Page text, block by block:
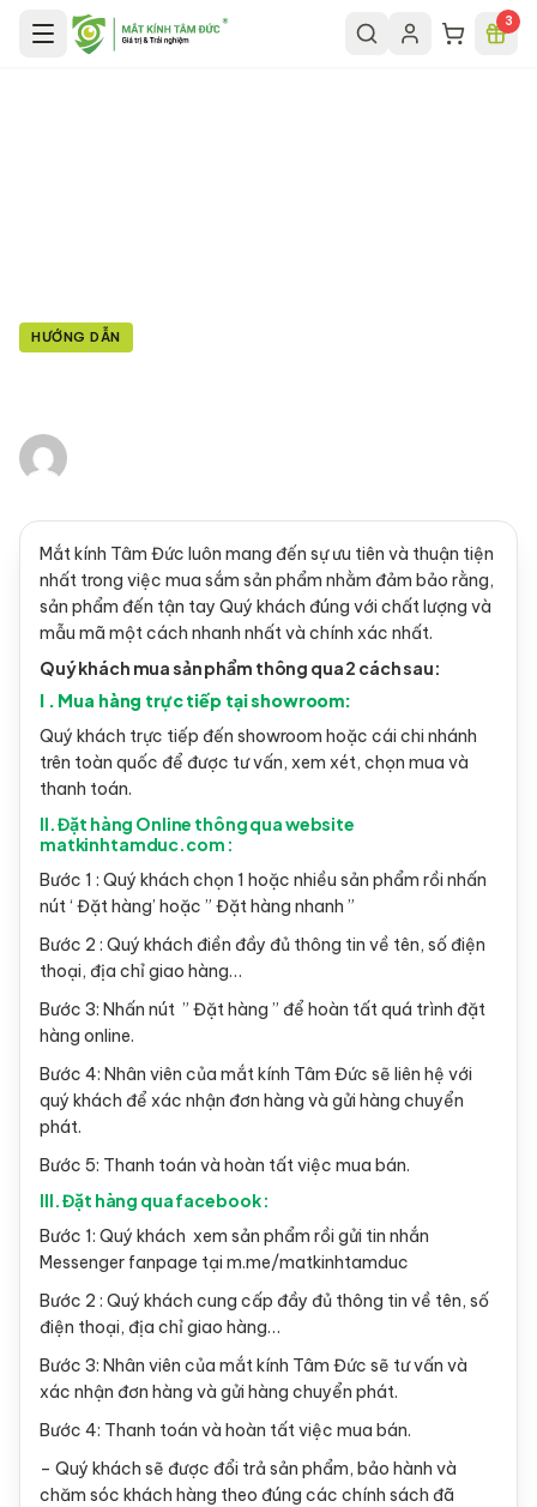
Chuyển đến nội dung chính 3
HƯỚNG DẪN
Mắt kính Tâm Đức luôn mang đến sự ưu tiên và thuận tiện
nhất trong việc mua sắm sản phẩm nhằm đảm bảo rằng,
sản phẩm đến tận tay Quý khách đúng với chất lượng và
mẫu mã một cách nhanh nhất và chính xác nhất.
Quý khách mua sản phẩm thông qua 2 cách sau:
I . Mua hàng trực tiếp tại showroom:
Quý khách trực tiếp đến showroom hoặc cái chi nhánh
trên toàn quốc để được tư vấn, xem xét, chọn mua và
thanh toán.
II. Đặt hàng Online thông qua website
matkinhtamduc.com :
Bước 1 : Quý khách chọn 1 hoặc nhiều sản phẩm rồi nhấn
nút ‘ Đặt hàng’ hoặc ” Đặt hàng nhanh ”
Bước 2 : Quý khách điền đầy đủ thông tin về tên, số điện
thoại, địa chỉ giao hàng…
Bước 3: Nhấn nút ” Đặt hàng ” để hoàn tất quá trình đặt
hàng online.
Bước 4: Nhân viên của mắt kính Tâm Đức sẽ liên hệ với
quý khách để xác nhận đơn hàng và gửi hàng chuyển
phát.
Bước 5: Thanh toán và hoàn tất việc mua bán.
III. Đặt hàng qua facebook :
Bước 1: Quý khách xem sản phẩm rồi gửi tin nhắn
Messenger fanpage tại m.me/matkinhtamduc
Bước 2 : Quý khách cung cấp đầy đủ thông tin về tên, số
điện thoại, địa chỉ giao hàng…
Bước 3: Nhân viên của mắt kính Tâm Đức sẽ tư vấn và
xác nhận đơn hàng và gửi hàng chuyển phát.
Bước 4: Thanh toán và hoàn tất việc mua bán.
– Quý khách sẽ được đổi trả sản phẩm, bảo hành và
chăm sóc khách hàng theo đúng các chính sách đã